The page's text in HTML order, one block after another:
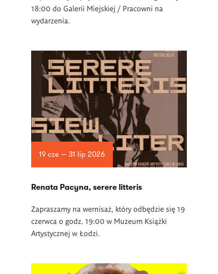
18:00 do Galerii Miejskiej / Pracowni na
wydarzenia.
19 cze — 31 lip 2026
Renata Pacyna, serere litteris
Zapraszamy na wernisaż, który odbędzie się 19
czerwca o godz. 19:00 w Muzeum Książki
Artystycznej w Łodzi.